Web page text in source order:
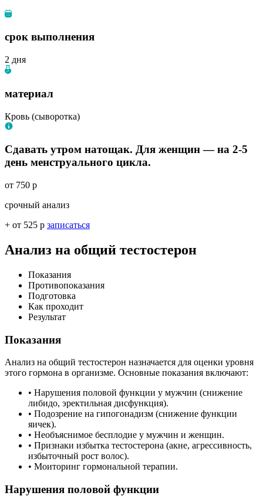
срок выполнения
2 дня
материал
Кровь (сыворотка)
Сдавать утром натощак. Для женщин — на 2-5
день менструального цикла.
от 750 р
срочный анализ
+ от 525 р записаться
Анализ на общий тестостерон
Показания
Противопоказания
Подготовка
Как проходит
Результат
Показания
Анализ на общий тестостерон назначается для оценки уровня
этого гормона в организме. Основные показания включают:
• Нарушения половой функции у мужчин (снижение
либидо, эректильная дисфункция).
• Подозрение на гипогонадизм (снижение функции
яичек).
• Необъяснимое бесплодие у мужчин и женщин.
• Признаки избытка тестостерона (акне, агрессивность,
избыточный рост волос).
• Моиторинг гормональной терапии.
Нарушения половой функции